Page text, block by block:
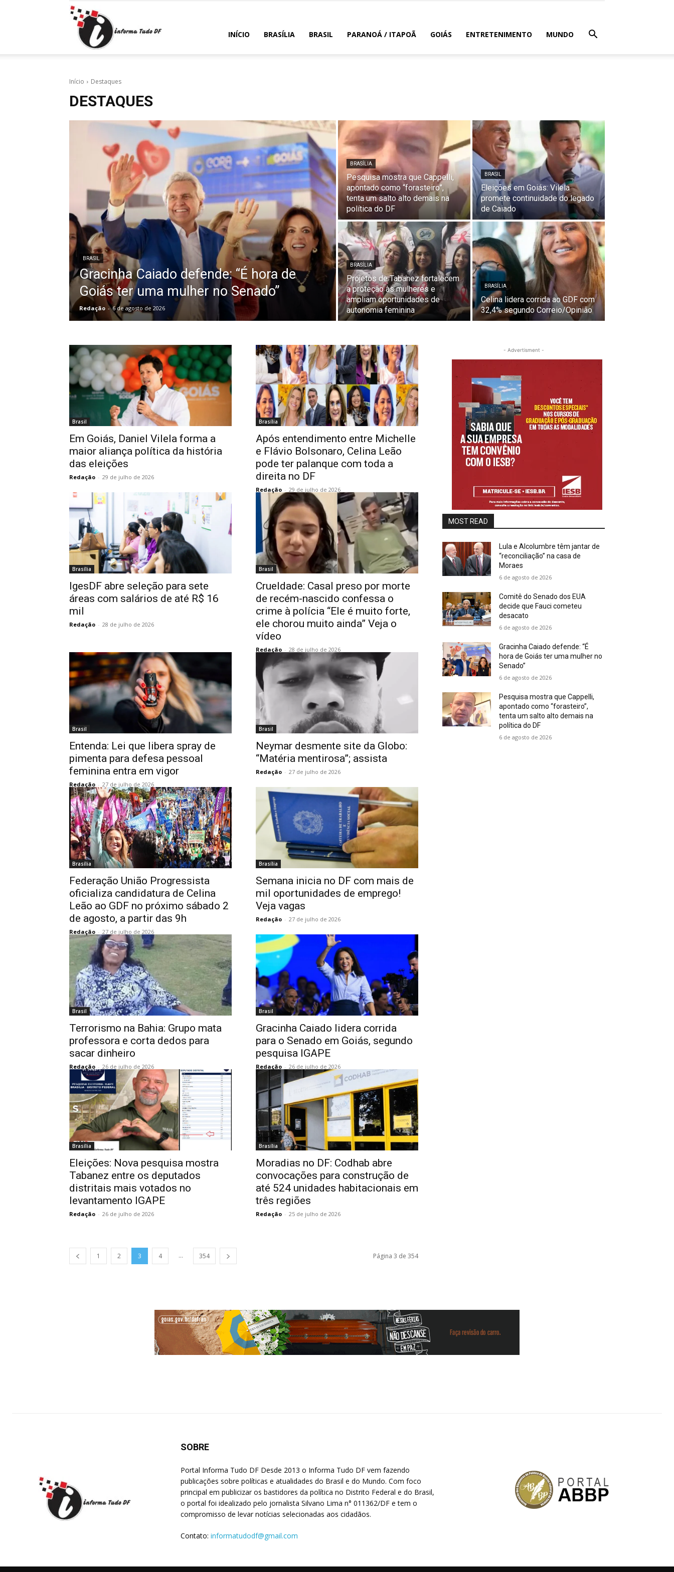
Informa
DF
INÍCIO BRASÍLIA BRASIL PARANOÁ / ITAPOÃ GOIÁS ENTRETENIMENTO MUNDO
Início Destaques
DESTAQUES
BRASIL
Gracinha Caiado defende: “É hora de
Goiás ter uma mulher no Senado”
Redação - 6 de agosto de 2026
BRASÍLIA
Pesquisa mostra que Cappelli,
apontado como “forasteiro”,
tenta um salto alto demais na
política do DF
BRASIL
Eleições em Goiás: Vilela
promete continuidade do legado
de Caiado
BRASÍLIA
Projetos de Tabanez fortalecem
a proteção às mulheres e
ampliam oportunidades de
autonomia feminina
BRASÍLIA
Celina lidera corrida ao GDF com
32,4% segundo Correio/Opinião
Brasil
Em Goiás, Daniel Vilela forma a
maior aliança política da história
das eleições
Redação - 29 de julho de 2026
Brasília
Após entendimento entre Michelle
e Flávio Bolsonaro, Celina Leão
pode ter palanque com toda a
direita no DF
Redação - 29 de julho de 2026
Brasília
IgesDF abre seleção para sete
áreas com salários de até R$ 16
mil
Redação - 28 de julho de 2026
Brasil
Crueldade: Casal preso por morte
de recém-nascido confessa o
crime à polícia “Ele é muito forte,
ele chorou muito ainda” Veja o
vídeo
Redação - 28 de julho de 2026
Brasil
Entenda: Lei que libera spray de
pimenta para defesa pessoal
feminina entra em vigor
Redação - 27 de julho de 2026
Brasil
Neymar desmente site da Globo:
“Matéria mentirosa”; assista
Redação - 27 de julho de 2026
Brasília
Federação União Progressista
oficializa candidatura de Celina
Leão ao GDF no próximo sábado 2
de agosto, a partir das 9h
Redação - 27 de julho de 2026
Brasília
Semana inicia no DF com mais de
mil oportunidades de emprego!
Veja vagas
Redação - 27 de julho de 2026
Brasil
Terrorismo na Bahia: Grupo mata
professora e corta dedos para
sacar dinheiro
Redação - 26 de julho de 2026
Brasil
Gracinha Caiado lidera corrida
para o Senado em Goiás, segundo
pesquisa IGAPE
Redação - 26 de julho de 2026
Brasília
Eleições: Nova pesquisa mostra
Tabanez entre os deputados
distritais mais votados no
levantamento IGAPE
Redação - 26 de julho de 2026
Brasília
Moradias no DF: Codhab abre
convocações para construção de
até 524 unidades habitacionais em
três regiões
Redação - 25 de julho de 2026
1 2 3 4 ... 354 Página 3 de 354
- Advertisment -
MOST READ
Lula e Alcolumbre têm jantar de
“reconciliação” na casa de
Moraes
6 de agosto de 2026
Comitê do Senado dos EUA
decide que Fauci cometeu
desacato
6 de agosto de 2026
Gracinha Caiado defende: “É
hora de Goiás ter uma mulher no
Senado”
6 de agosto de 2026
Pesquisa mostra que Cappelli,
apontado como “forasteiro”,
tenta um salto alto demais na
política do DF
6 de agosto de 2026
SOBRE
Portal Informa Tudo DF Desde 2013 o Informa Tudo DF vem fazendo
publicações sobre políticas e atualidades do Brasil e do Mundo. Com foco
principal em publicizar os bastidores da política no Distrito Federal e do Brasil,
o portal foi idealizado pelo jornalista Silvano Lima n° 011362/DF e tem o
compromisso de levar notícias selecionadas aos cidadãos.
Contato: informatudodf@gmail.com